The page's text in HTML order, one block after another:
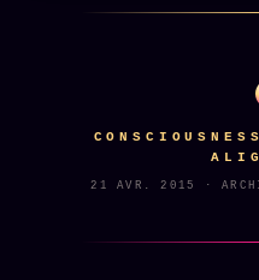
Lectures des sœurs
21 AVR. 2015 ·